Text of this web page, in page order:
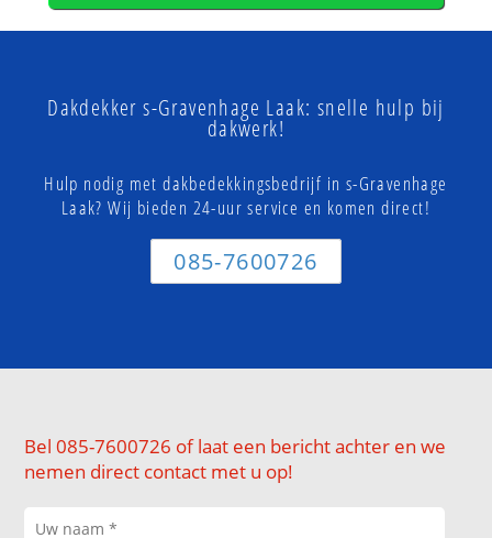
Dakdekker s-Gravenhage Laak: snelle hulp bij
dakwerk!
Hulp nodig met dakbedekkingsbedrijf in s-Gravenhage
Laak? Wij bieden 24-uur service en komen direct!
085-7600726
Bel 085-7600726 of laat een bericht achter en we
nemen direct contact met u op!